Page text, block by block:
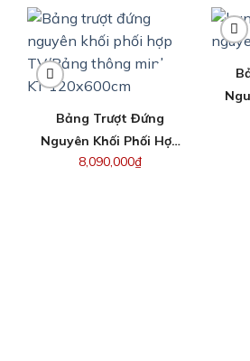
Bảng Trượt Đứng
Nguyên Khối Phối Hợp
TV/Bảng Thông Minh –
8,090,000₫